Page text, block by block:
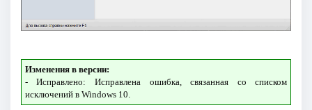
Изменения в версии:
- Исправлено: Исправлена ошибка, связанная со списком
исключений в Windows 10.